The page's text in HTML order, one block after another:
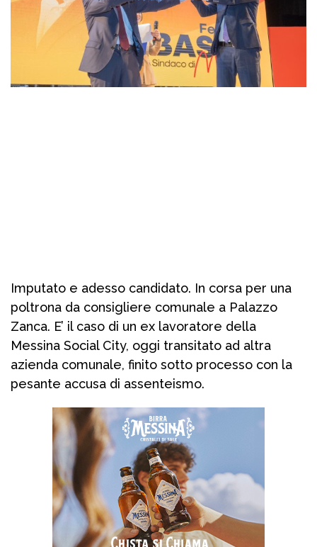
Imputato e adesso candidato. In corsa per una
poltrona da consigliere comunale a Palazzo
Zanca. E’ il caso di un ex lavoratore della
Messina Social City, oggi transitato ad altra
azienda comunale, finito sotto processo con la
pesante accusa di assenteismo.